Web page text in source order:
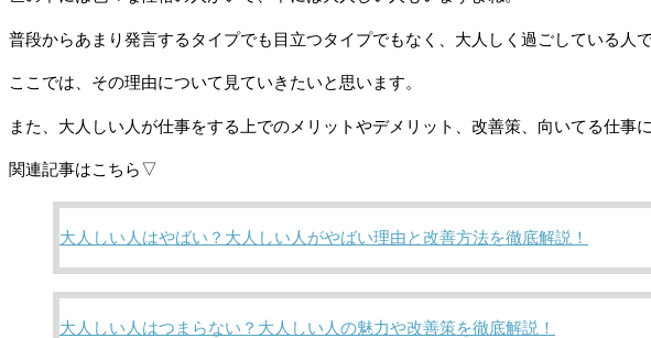
普段からあまり発言するタイプでも目立つタイプでもなく、大人しく過ごしている人
ここでは、その理由について見ていきたいと思います。
また、大人しい人が仕事をする上でのメリットやデメリット、改善策、向いてる仕事
関連記事はこちら▽
大人しい人はやばい？大人しい人がやばい理由と改善方法を徹底解説！
大人しい人はつまらない？大人しい人の魅力や改善策を徹底解説！